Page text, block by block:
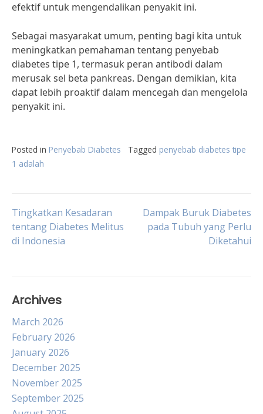
efektif untuk mengendalikan penyakit ini.
Sebagai masyarakat umum, penting bagi kita untuk
meningkatkan pemahaman tentang penyebab
diabetes tipe 1, termasuk peran antibodi dalam
merusak sel beta pankreas. Dengan demikian, kita
dapat lebih proaktif dalam mencegah dan mengelola
penyakit ini.
Posted in Penyebab Diabetes Tagged penyebab diabetes tipe
1 adalah
Post
navigation
Tingkatkan Kesadaran
tentang Diabetes Melitus
di Indonesia
Dampak Buruk Diabetes
pada Tubuh yang Perlu
Diketahui
Archives
March 2026
February 2026
January 2026
December 2025
November 2025
September 2025